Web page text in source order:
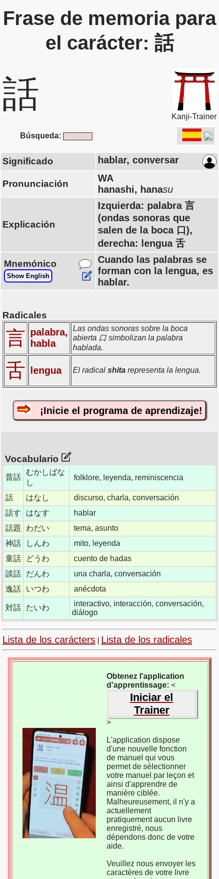
Frase de memoria para
el carácter: 話
話
Kanji-Trainer
Búsqueda:
Significado hablar, conversar
Pronunciación
WA
hanashi, hanasu
Explicación
Izquierda: palabra 言
(ondas sonoras que
salen de la boca 口),
derecha: lengua 舌
Mnemónico
Show English
Cuando las palabras se
forman con la lengua, es
hablar.
Radicales
言 palabra,
habla
Las ondas sonoras sobre la boca
abierta 口 simbolizan la palabra
hablada.
舌 lengua El radical shita representa la lengua.
¡Inicie el programa de aprendizaje!
Vocabulario
昔話
むかしばな
し
folklore, leyenda, reminiscencia
話 はなし
discurso, charla, conversación
話す
はなす
hablar
話題
わだい
tema, asunto
神話
しんわ
mito, leyenda
童話
どうわ
cuento de hadas
談話
だんわ
una charla, conversación
逸話
いつわ anécdota
対話 たいわ
interactivo, interacción, conversación,
diálogo
Lista de los carácters Lista de los radicales
Obtenez l'application
d'apprentissage: <
Iniciar el
Trainer
>
L'application dispose
d'une nouvelle fonction
de manuel qui vous
permet de sélectionner
votre manuel par leçon et
ainsi d'apprendre de
manière ciblée.
Malheureusement, il n'y a
actuellement
pratiquement aucun livre
enregistré, nous
dépendons donc de votre
aide.
Veuillez nous envoyer les
caractères de votre livre